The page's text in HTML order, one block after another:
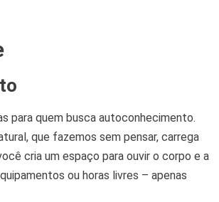
para quem busca autoconhecimento.
que fazemos sem pensar, carrega
cria um espaço para ouvir o corpo e a
ou horas livres – apenas